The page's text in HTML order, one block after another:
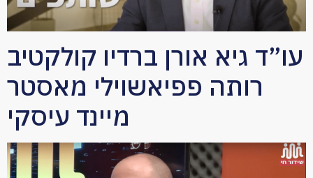
עו”ד גיא אורן ברדיו קולקטיב
רותה פפיאשוילי מאסטר
מיינד עיסקי